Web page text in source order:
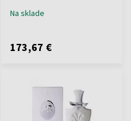
Na sklade
173,67 €